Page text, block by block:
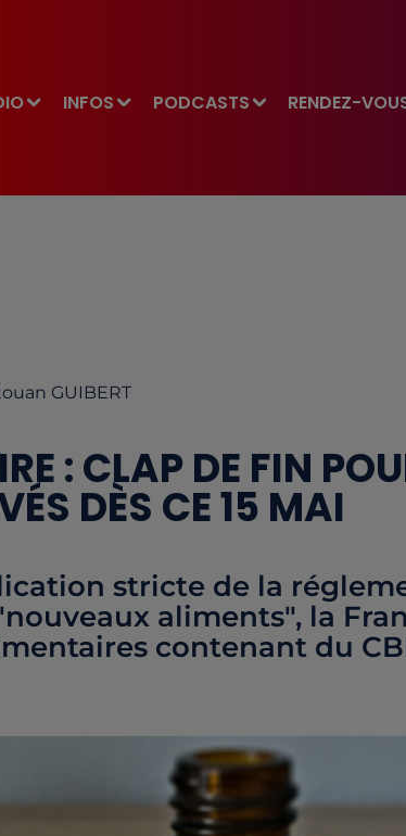
INFOS PODCASTS RENDEZ-
GUIBERT
: CLAP DE FIN
DÈS CE 15 MAI
stricte de la
aliments", la
contenant du